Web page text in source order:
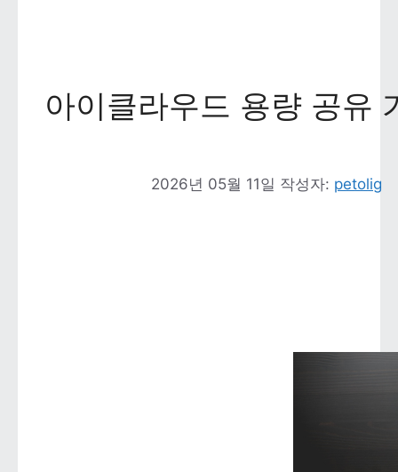
아이클라우드 용량 공유
2026년 05월 11일 작성자: petolig